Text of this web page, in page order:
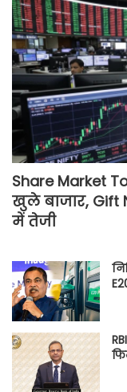
Share Market
खुले बाजार,
में तेजी